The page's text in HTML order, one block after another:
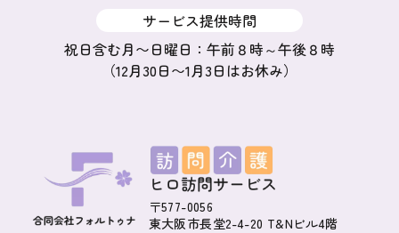
サービス提供時間
祝日含む月〜日曜日：午前８時～午後８時
（12月30日〜1月3日はお休み）
〒577-0056
東大阪市長堂2-4-20 T&Nビル4階